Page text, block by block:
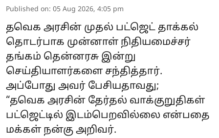
Published on: 05 Aug 2026, 4:05 pm
தவெக அரசின் முதல் பட்ஜெட் தாக்கல்
தொடர்பாக முன்னாள் நிதியமைச்சர்
தங்கம் தென்னரசு இன்று
செய்தியாளர்களை சந்தித்தார்.
அப்போது அவர் பேசியதாவது;
“தவெக அரசின் தேர்தல் வாக்குறுதிகள்
பட்ஜெட்டில் இடம்பெறவில்லை என்பதை
மக்கள் நன்கு அறிவர்.